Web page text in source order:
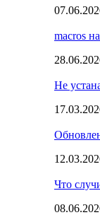
macros
Не
Что